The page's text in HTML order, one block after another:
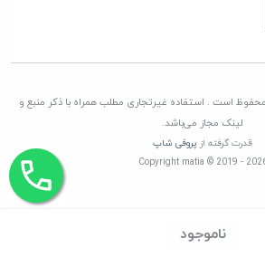
ناموجود
است . استفاده غیرتجاری مطلب همراه با ذکر منبع و
لینک مجاز می‌باشد.
قدرت گرفته از پروفی شاپ
Copyright matia © 2019 -